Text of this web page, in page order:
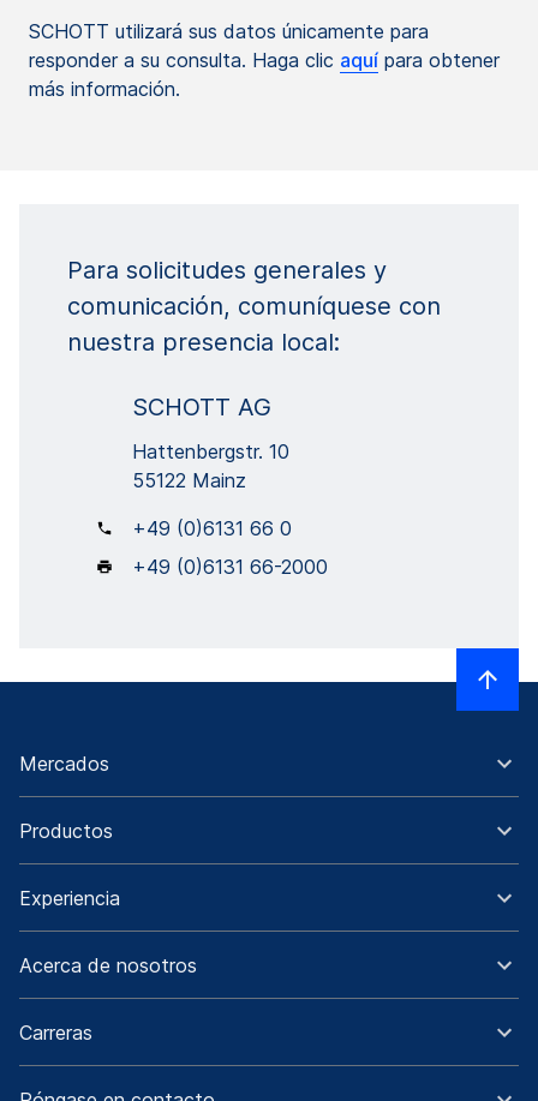
SCHOTT utilizará sus datos únicamente para
responder a su consulta. Haga clic aquí para obtener
más información.
Para solicitudes generales y
comunicación, comuníquese con
nuestra presencia local:
SCHOTT AG
Hattenbergstr. 10
55122 Mainz
+49 (0)6131 66 0
+49 (0)6131 66-2000
Mercados
Productos
Experiencia
Acerca de nosotros
Carreras